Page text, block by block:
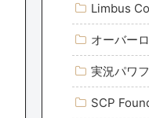
Limbus
オーバー
実況パワ
SCP